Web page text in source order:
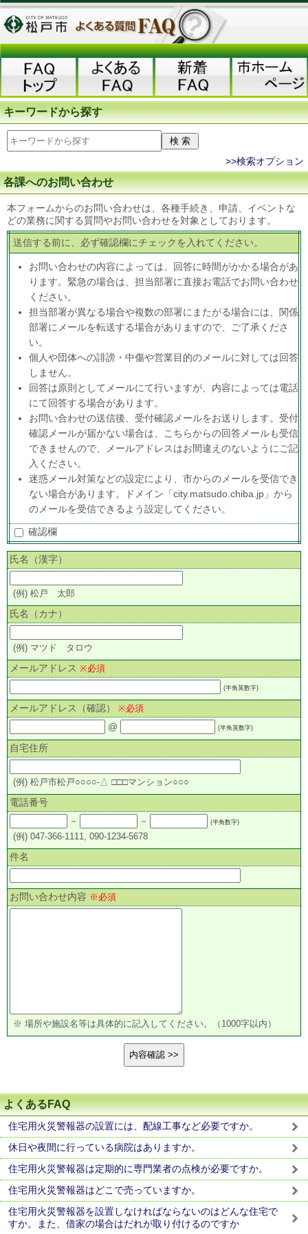
キーワードから探す
>>検索オプション
各課へのお問い合わせ
本フォームからのお問い合わせは、各種手続き、申請、イベントな
どの業務に関する質問やお問い合わせを対象としております。
送信する前に、必ず確認欄にチェックを入れてください。
お問い合わせの内容によっては、回答に時間がかかる場合があ
ります。緊急の場合は、担当部署に直接お電話でお問い合わせ
ください。
担当部署が異なる場合や複数の部署にまたがる場合には、関係
部署にメールを転送する場合がありますので、ご了承くださ
い。
個人や団体への誹謗・中傷や営業目的のメールに対しては回答
しません。
回答は原則としてメールにて行いますが、内容によっては電話
にて回答する場合があります。
お問い合わせの送信後、受付確認メールをお送りします。受付
確認メールが届かない場合は、こちらからの回答メールも受信
できませんので、メールアドレスはお間違えのないようにご記
入ください。
迷惑メール対策などの設定により、市からのメールを受信でき
ない場合があります。ドメイン「city.matsudo.chiba.jp」から
のメールを受信できるよう設定してください。
確認欄
氏名（漢字）
(例) 松戸 太郎
氏名（カナ）
(例) マツド タロウ
メールアドレス ※必須
(半角英数字)
メールアドレス（確認） ※必須
@ (半角英数字)
自宅住所
(例) 松戸市松戸○○○○-△ □□□マンション○○○
電話番号
－
－ (半角数字)
(例) 047-366-1111, 090-1234-5678
件名
お問い合わせ内容 ※必須
※ 場所や施設名等は具体的に記入してください。（1000字以内）
よくあるFAQ
住宅用火災警報器の設置には、配線工事など必要ですか。
休日や夜間に行っている病院はありますか。
住宅用火災警報器は定期的に専門業者の点検が必要ですか。
住宅用火災警報器はどこで売っていますか。
住宅用火災警報器を設置しなければならないのはどんな住宅で
すか。また、借家の場合はだれが取り付けるのですか